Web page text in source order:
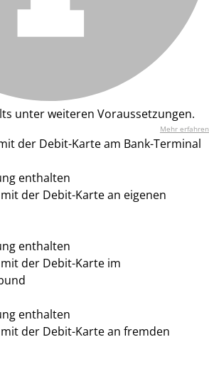
unter weiteren Voraussetzungen.
Mehr erfahren
der Debit-Karte am Bank-Terminal
enthalten
der Debit-Karte an eigenen
enthalten
der Debit-Karte im
enthalten
der Debit-Karte an fremden